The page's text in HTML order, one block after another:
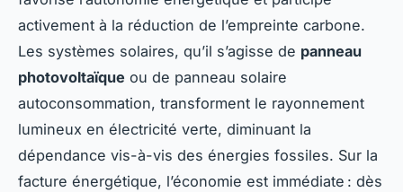
activement à la réduction de l’empreinte carbone.
Les systèmes solaires, qu’il s’agisse de panneau
photovoltaïque ou de panneau solaire
autoconsommation, transforment le rayonnement
lumineux en électricité verte, diminuant la
dépendance vis-à-vis des énergies fossiles. Sur la
facture énergétique, l’économie est immédiate : dès